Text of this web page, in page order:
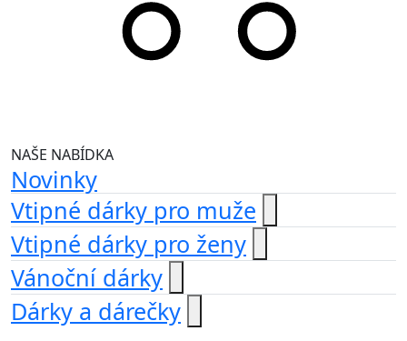
NAŠE NABÍDKA
Novinky
Vtipné dárky pro muže
Vtipné dárky pro ženy
Vánoční dárky
Dárky a dárečky